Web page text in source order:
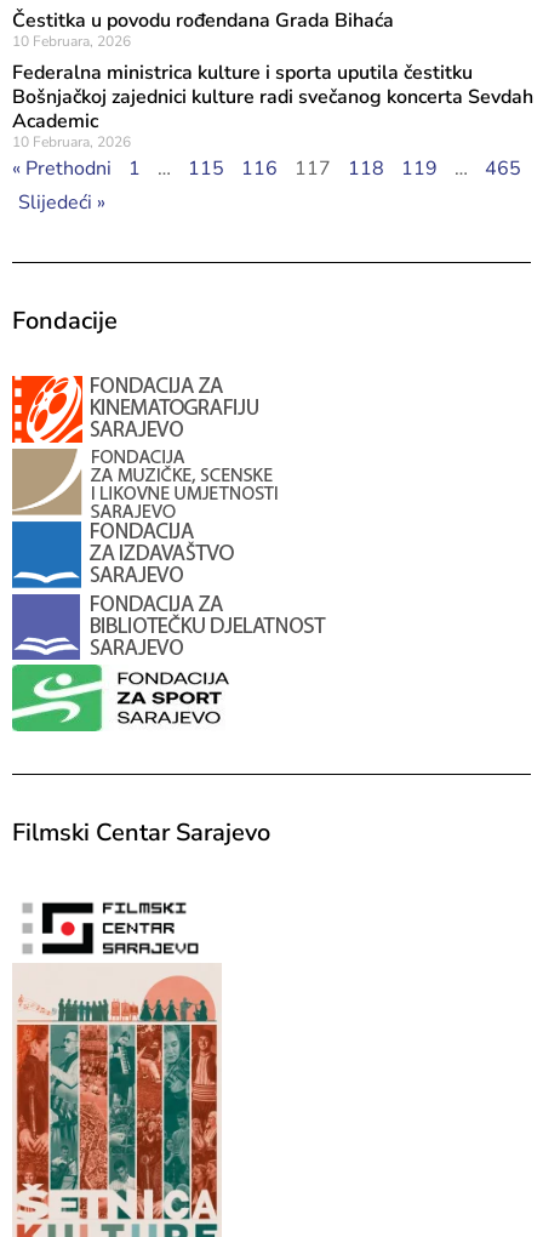
Čestitka u povodu rođendana Grada Bihaća
10 Februara, 2026
Federalna ministrica kulture i sporta uputila čestitku
Bošnjačkoj zajednici kulture radi svečanog koncerta Sevdah
Academic
10 Februara, 2026
« Prethodni 1 … 115 116 117 118 119 …
465
Slijedeći »
Fondacije
Filmski Centar Sarajevo